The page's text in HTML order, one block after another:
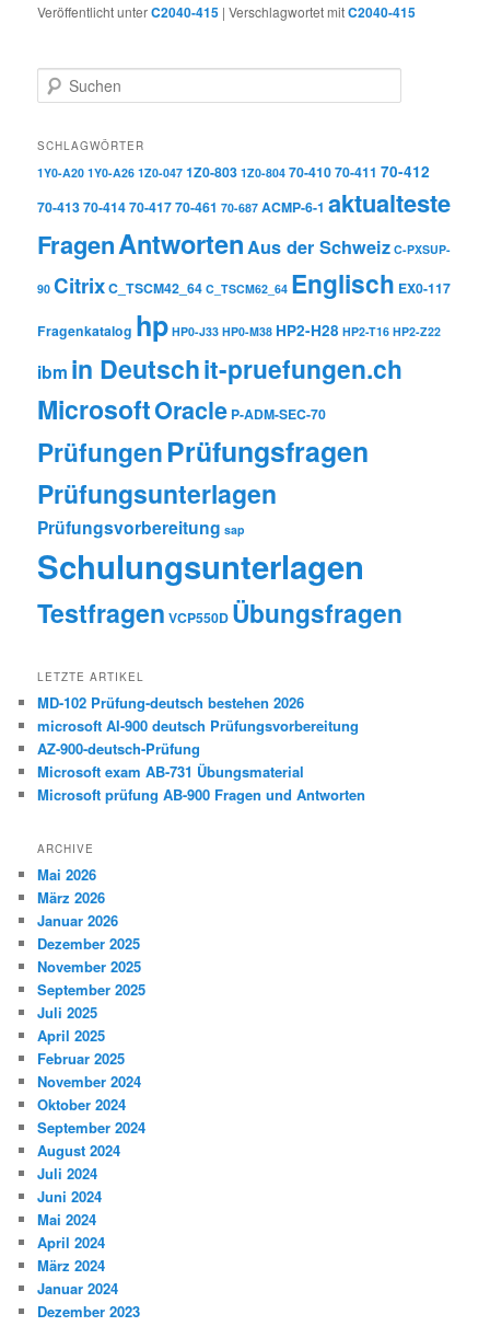
Veröffentlicht unterC2040-415 |Verschlagwortet mitC2040-415
Suchen
SCHLAGWÖRTER
1Y0-A20 1Y0-A26 1Z0-047 1Z0-803 1Z0-804 70-41070-411 70-412
70-41370-41470-41770-461 70-687 ACMP-6-1 aktualteste
FragenAntwortenAus der Schweiz C-PXSUP-
90 CitrixC_TSCM42_64 C_TSCM62_64 Englisch EX0-117
Fragenkatalog hp HP0-J33 HP0-M38 HP2-H28 HP2-T16 HP2-Z22
ibm in Deutschit-pruefungen.ch
MicrosoftOracle P-ADM-SEC-70
PrüfungenPrüfungsfragen
Prüfungsunterlagen
Prüfungsvorbereitung sap
Schulungsunterlagen
Testfragen VCP550D Übungsfragen
LETZTE ARTIKEL
MD-102 Prüfung-deutsch bestehen 2026
microsoft AI-900 deutsch Prüfungsvorbereitung
AZ-900-deutsch-Prüfung
Microsoft exam AB-731 Übungsmaterial
Microsoft prüfung AB-900 Fragen und Antworten
ARCHIVE
Mai 2026
März 2026
Januar 2026
Dezember 2025
November 2025
September 2025
Juli 2025
April 2025
Februar 2025
November 2024
Oktober 2024
September 2024
August 2024
Juli 2024
Juni 2024
Mai 2024
April 2024
März 2024
Januar 2024
Dezember 2023